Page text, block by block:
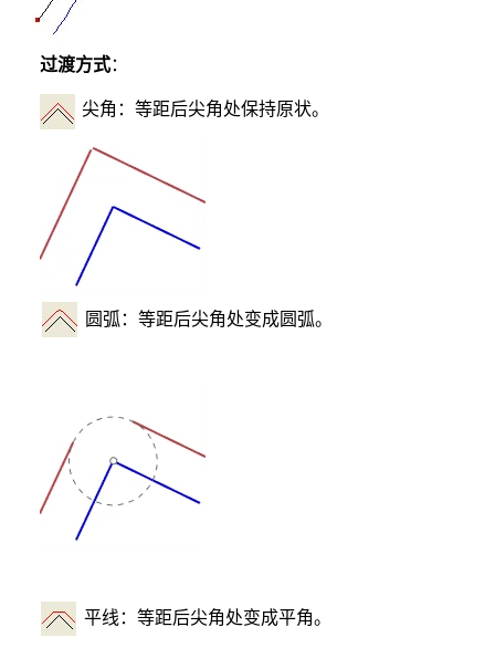
过渡方式：
尖角：等距后尖角处保持原状。
圆弧：等距后尖角处变成圆弧。
平线：等距后尖角处变成平角。